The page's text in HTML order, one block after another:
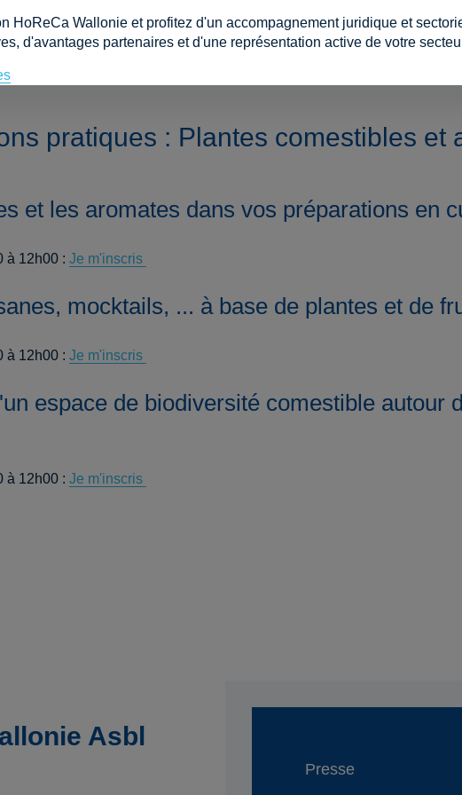
etc.).
à 10h30 :Je m'inscris
à 10h30 :
pratiques : Plantes comestibles et
et les aromates dans vos préparations en
à 12h00 : Je m'inscris
mocktails, ... à base de plantes et de
à 12h00 : Je m'inscris
espace de biodiversité comestible autour
à 12h00 : Je m'inscris
Asbl
Presse
HoReCa Wallonie et profitez d'un accompagnement juridique et
d'avantages partenaires et d'une représentation active de votre